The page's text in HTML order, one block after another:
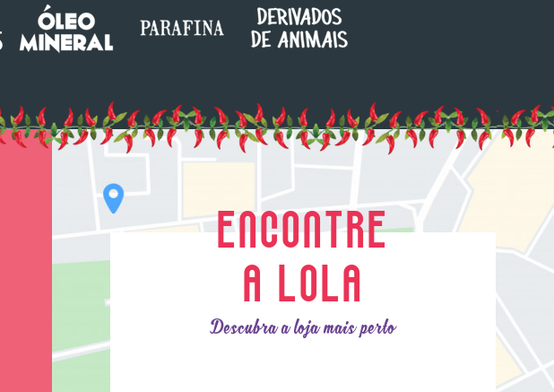
ENCONTRE
A LOLA
Descubra a loja mais perto